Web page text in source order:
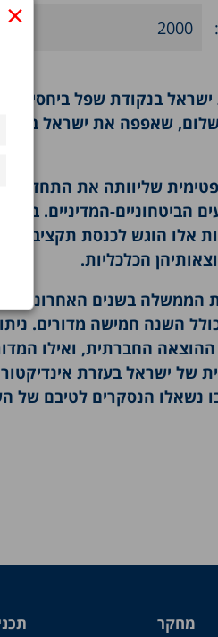
× 2000
2024
2023
2021
2020
2019
2018
2017
2016
2015
2007
בנקודת שפל ביחסים עם
שאפפה את ישראל
אלו הוגש לכנסת תקציב
הכלכליות.
הממשלה בשנים האחרונות
השנה חמישה מדורים.
ההוצאה החברתית, ואילו
של ישראל בעזרת
הנסקרים לטיבם של
מחקר